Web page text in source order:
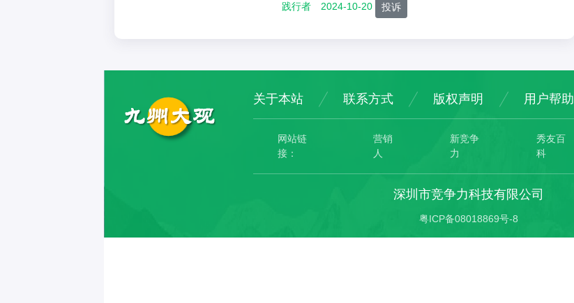
践行者 2024-10-20 投诉
关于本站 联系方式 版权声明 用户帮助
网站链
接：
营销
人
新竞争
力
秀友百
科
深圳市竞争力科技有限公司
粤ICP备08018869号-8